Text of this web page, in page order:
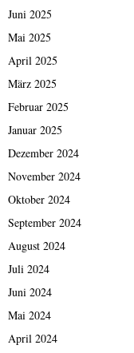
Juni 2025
Mai 2025
April 2025
März 2025
Februar 2025
Januar 2025
Dezember 2024
November 2024
Oktober 2024
September 2024
August 2024
Juli 2024
Juni 2024
Mai 2024
April 2024